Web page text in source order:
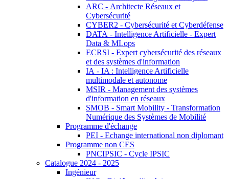
ARC - Architecte Réseaux et
Cybersécurité
CYBER2 - Cybersécurité et Cyberdéfense
DATA - Intelligence Artificielle - Expert
Data & MLops
ECRSI - Expert cybersécurité des réseaux
et des systèmes d'information
IA - IA : Intelligence Artificielle
multimodale et autonome
MSIR - Management des systèmes
d'information en réseaux
SMOB - Smart Mobility - Transformation
Numérique des Systèmes de Mobilité
Programme d'échange
PEI - Echange international non diplomant
Programme non CES
PNCIPSIC - Cycle IPSIC
Catalogue 2024 - 2025
Ingénieur